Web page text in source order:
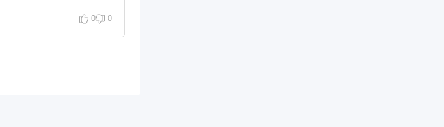
0 0